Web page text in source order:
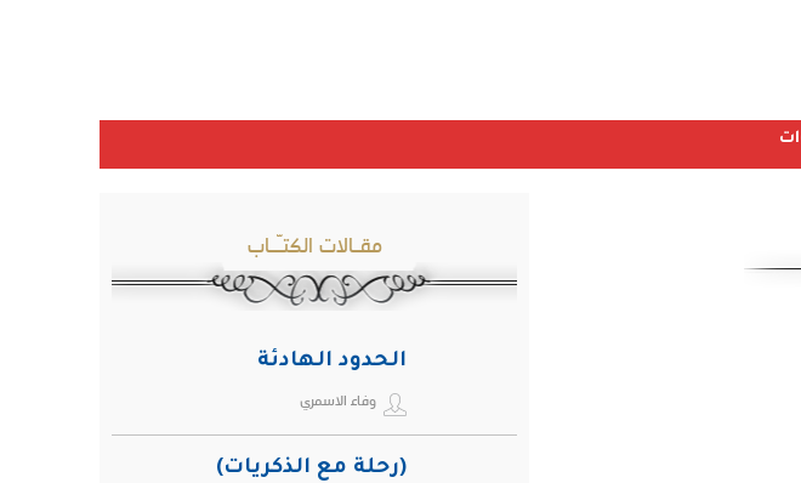
مقـالات الكتـّـاب
الحدود الهادئة
وفاء الاسمري
(رحلة مع الذكريات)